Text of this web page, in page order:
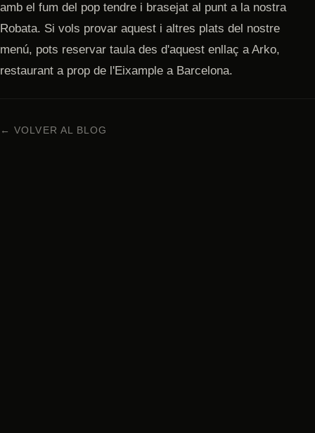
amb el fum del pop tendre i brasejat al punt a la nostra
Robata. Si vols provar aquest i altres plats del nostre
menú, pots reservar taula des d'aquest enllaç a Arko,
restaurant a prop de l'Eixample a Barcelona.
← VOLVER AL BLOG